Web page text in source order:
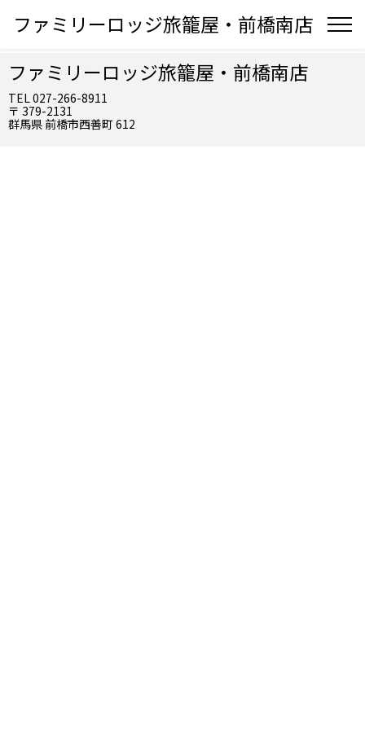
ファミリーロッジ旅籠屋・前橋南店
ファミリーロッジ旅籠屋・前橋南店
TEL 027-266-8911
〒 379-2131
群馬県 前橋市西善町 612